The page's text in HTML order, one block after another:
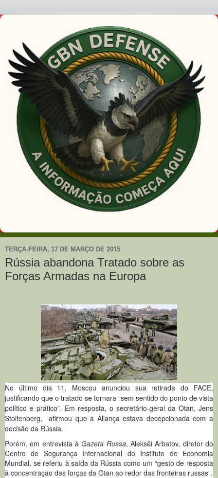
TERÇA-FEIRA, 17 DE MARÇO DE 2015
Rússia abandona Tratado sobre as
Forças Armadas na Europa
No último dia 11, Moscou anunciou sua retirada do FACE,
justificando que o tratado se tornara “sem sentido do ponto de vista
político e prático”. Em resposta, o secretário-geral da Otan, Jens
Stoltenberg, afirmou que a Aliança estava decepcionada com a
decisão da Rússia.
Porém, em entrevista àGazeta Russa, Aleksêi Arbatov, diretor do
Centro de Segurança Internacional do Instituto de Economia
Mundial, se referiu à saída da Rússia como um “gesto de resposta
à concentração das forças da Otan ao redor das fronteiras russas”.